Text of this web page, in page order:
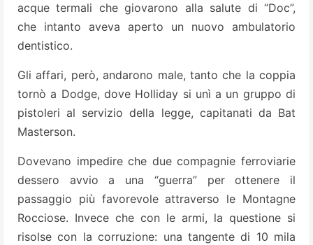
acque termali che giovarono alla salute di “Doc”,
che intanto aveva aperto un nuovo ambulatorio
dentistico.
Gli affari, però, andarono male, tanto che la coppia
tornò a Dodge, dove Holliday si unì a un gruppo di
pistoleri al servizio della legge, capitanati da Bat
Masterson.
Dovevano impedire che due compagnie ferroviarie
dessero avvio a una “guerra” per ottenere il
passaggio più favorevole attraverso le Montagne
Rocciose. Invece che con le armi, la questione si
risolse con la corruzione: una tangente di 10 mila